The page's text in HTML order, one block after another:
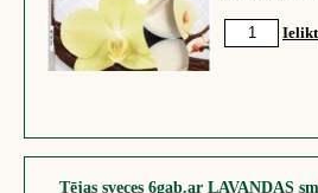
Tējas sveces 6gab.ar LAVANDAS